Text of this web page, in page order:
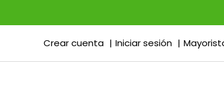
Crear cuenta Iniciar sesión